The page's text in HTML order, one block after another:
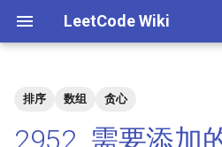
LeetCode Wiki
在
排序 数组 贪心
2952. 需要添加